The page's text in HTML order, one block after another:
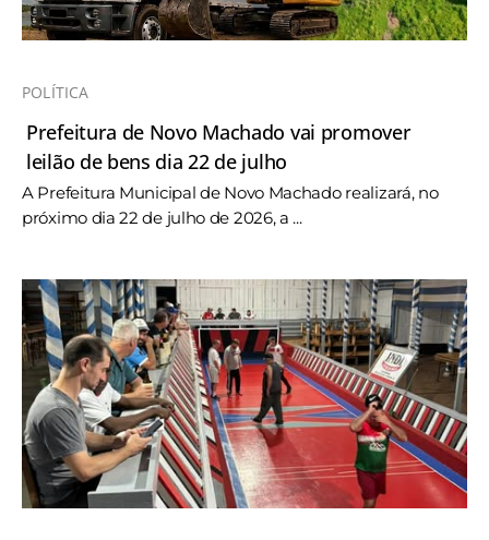
POLÍTICA
Prefeitura de Novo Machado vai promover
leilão de bens dia 22 de julho
A Prefeitura Municipal de Novo Machado realizará, no
próximo dia 22 de julho de 2026, a ...